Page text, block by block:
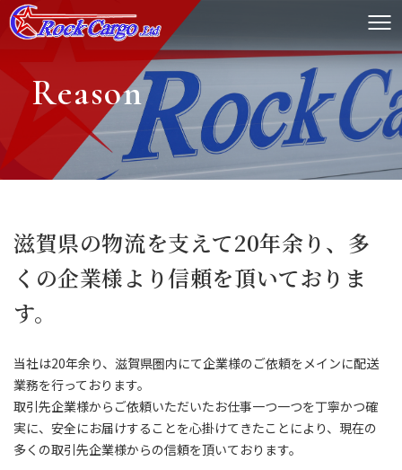
Reason
滋賀県の物流を支えて20年余り、 ​​​​​​​多
くの企業様より信頼を頂いておりま
す。
当社は20年余り、滋賀県圏内にて企業様のご依頼をメインに配送
業務を行っております。
取引先企業様からご依頼いただいたお仕事一つ一つを丁寧かつ確
実に、安全にお届けすることを心掛けてきたことにより、 現在の
多くの取引先企業様からの信頼を頂いております。